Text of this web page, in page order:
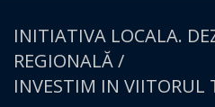
INITIATIVA LOCALA.
REGIONALĂ /
INVESTIM IN VIITORUL